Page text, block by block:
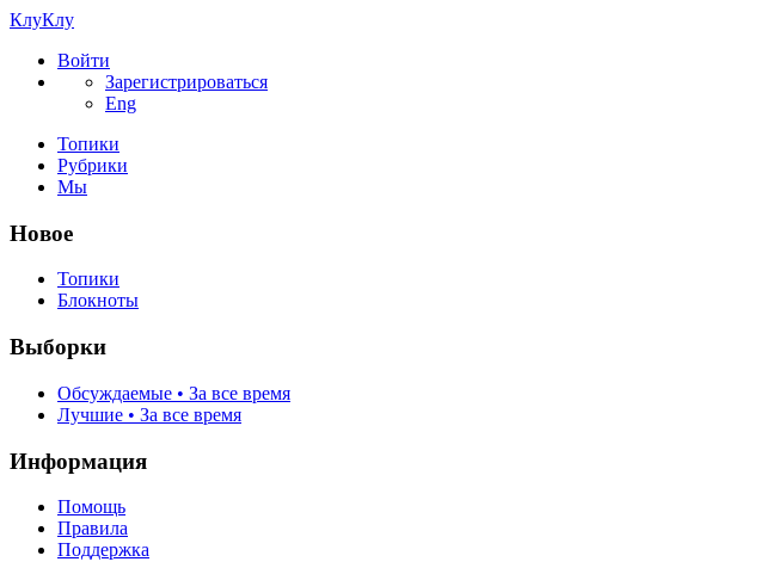
КлуКлу
Войти
Зарегистрироваться
Eng
Топики
Рубрики
Мы
Новое
Топики
Блокноты
Выборки
Обсуждаемые • За все время
Лучшие • За все время
Информация
Помощь
Правила
Поддержка